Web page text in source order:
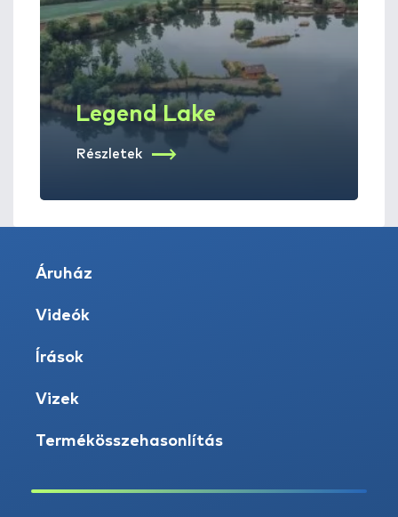
Legend Lake
Részletek
Áruház
Videók
Írások
Vizek
Termékösszehasonlítás